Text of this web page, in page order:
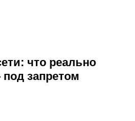
что реально
запретом